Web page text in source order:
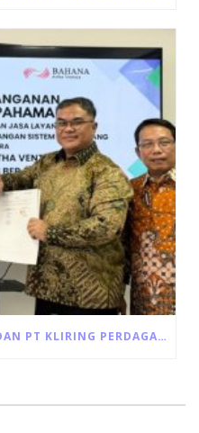
BAHANA ARTHA VENTURA DAN PT KLIRING PERDAGANGAN BERJANGKA INDONESIA JALIN KERJA SAMA PEMANFAATAN JASA LAYANAN RESI GUDANG